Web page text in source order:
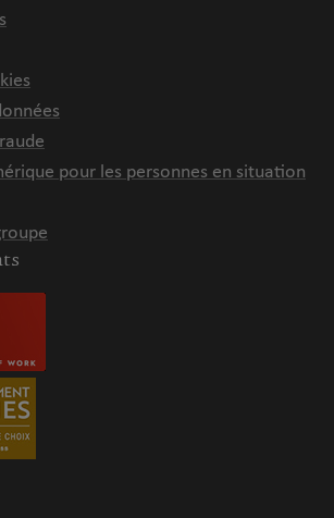
pour les personnes en situation